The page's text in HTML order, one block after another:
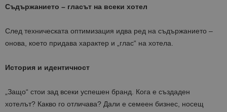
Съдържанието – гласът на всеки хотел
След техническата оптимизация идва ред на съдържанието –
онова, което придава характер и „глас“ на хотела.
История и идентичност
„Защо“ стои зад всеки успешен бранд. Кога е създаден
хотелът? Какво го отличава? Дали е семеен бизнес, носещ